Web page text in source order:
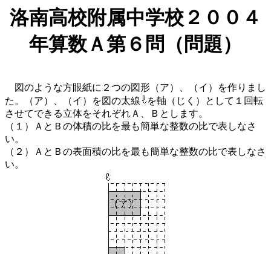
洛南高校附属中学校２００４
年算数Ａ第６問（問題）
図のような方眼紙に２つの図形（ア）、（イ）を作りまし
た。（ア）、（イ）を図の太線
を軸（じく）として１回転
させてできる立体をそれぞれＡ、Ｂとします。
（１）ＡとＢの体積の比を最も簡単な整数の比で表しなさ
い。
（２）ＡとＢの表面積の比を最も簡単な整数の比で表しなさ
い。